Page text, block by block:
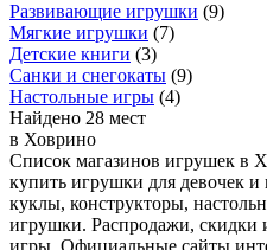
Развивающие игрушки (9)
Мягкие игрушки (7)
Детские книги (3)
Санки и снегокаты (9)
Настольные игры (4)
Найдено 28 мест
в Ховрино
Список магазинов игрушек в
купить игрушки для девочек
куклы, конструкторы,
игрушки. Распродажи, скидки